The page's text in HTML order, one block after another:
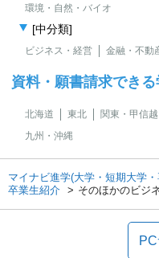
環境・自然・バイオ
[中分類]
ビジネス・経営 金融・不動
資料・願書請求でき
北海道 東北 関東・甲信越
九州・沖縄
マイナビ進学(大学・短期大学
卒業生紹介
そのほかのビジ